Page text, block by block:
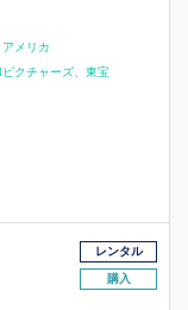
アメリカ
ピクチャーズ 東宝
レンタル
購入